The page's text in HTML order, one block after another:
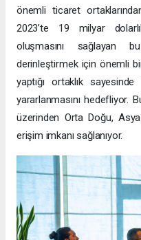
önemli ticaret
2023’te 19 milyar
oluşmasını sağlayan
derinleştirmek için önemli
yaptığı ortaklık
yararlanmasını hedefliyor.
üzerinden Orta Doğu,
erişim imkanı sağlanıyor.